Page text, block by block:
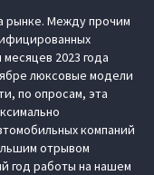
рынке. Между прочим
2023 года
люксовые модели
по опросам, эта
компаний
отрывом
год работы на нашем